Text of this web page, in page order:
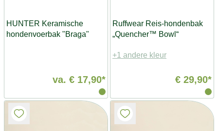
HUNTER Keramische
hondenvoerbak "Braga"
va. € 17,90*
Ruffwear Reis-hondenbak
„Quencher™ Bowl“
+1 andere kleur
€ 29,90*